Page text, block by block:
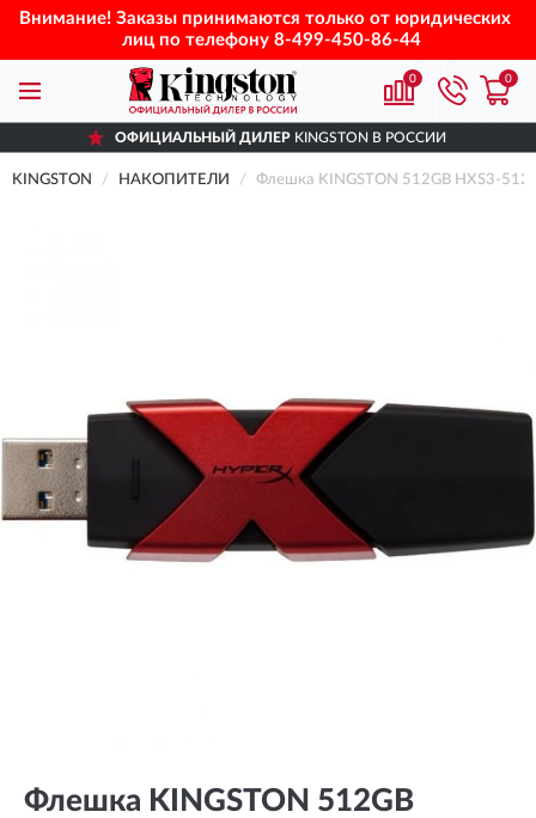
Внимание! Заказы принимаются только от юридических
лиц по телефону 8-499-450-86-44
0 0
ОФИЦИАЛЬНЫЙ ДИЛЕР KINGSTON В РОССИИ
KINGSTON НАКОПИТЕЛИ Флешка KINGSTON 512GB HXS3-
Флешка KINGSTON 512GB